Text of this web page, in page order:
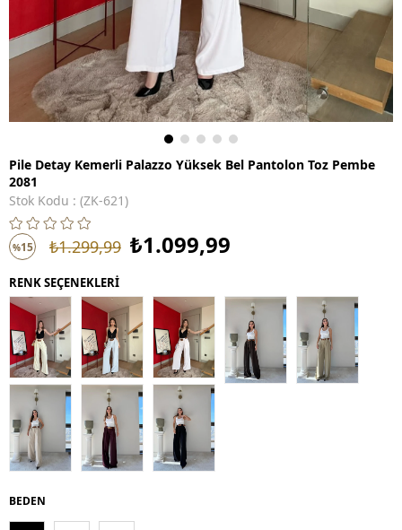
Pile Detay Kemerli Palazzo Yüksek Bel Pantolon Toz Pembe
2081
Stok Kodu
(ZK-621)
%15 ₺1.299,99 ₺1.099,99
RENK SEÇENEKLERİ
BEDEN